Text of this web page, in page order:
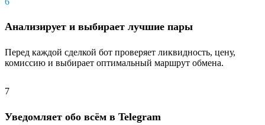
Анализирует и выбирает лучшие пары
Перед каждой сделкой бот проверяет ликвидность, цену,
комиссию и выбирает оптимальный маршрут обмена.
7
Уведомляет обо всём в Telegram